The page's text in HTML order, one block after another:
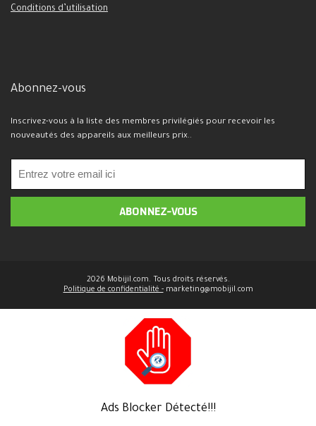
Conditions d’utilisation
Abonnez-vous
Inscrivez-vous à la liste des membres privilégiés pour recevoir les
nouveautés des appareils aux meilleurs prix..
2026 Mobijil.com. Tous droits réservés.
Politique de confidentialité - marketing@mobijil.com
Ads Blocker Détecté!!!